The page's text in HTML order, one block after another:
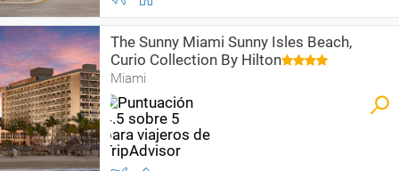
The Sunny Miami Sunny Isles Beach,
Curio Collection By Hilton
Miami